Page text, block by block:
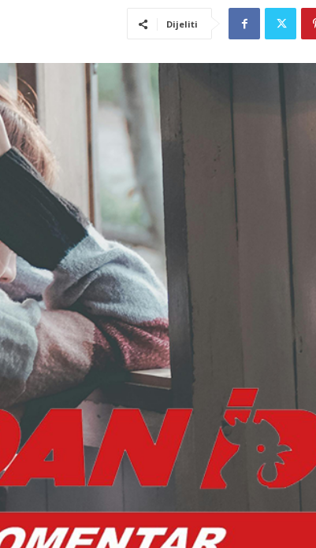
Dijeliti